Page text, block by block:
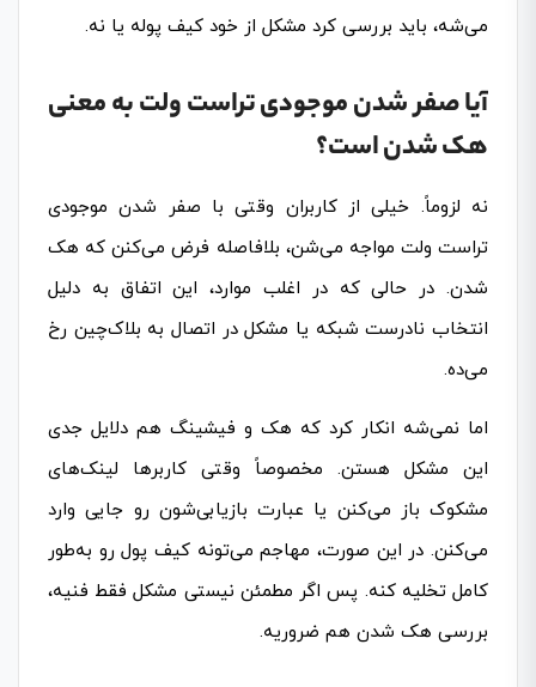
می‌شه، باید بررسی کرد مشکل از خود کیف پوله یا نه.
آیا صفر شدن موجودی تراست ولت به معنی
هک شدن است؟
نه لزوماً. خیلی از کاربران وقتی با صفر شدن موجودی
تراست ولت مواجه می‌شن، بلافاصله فرض می‌کنن که هک
شدن. در حالی که در اغلب موارد، این اتفاق به دلیل
انتخاب نادرست شبکه یا مشکل در اتصال به بلاک‌چین رخ
می‌ده.
اما نمی‌شه انکار کرد که هک و فیشینگ هم دلایل جدی
این مشکل هستن. مخصوصاً وقتی کاربرها لینک‌های
مشکوک باز می‌کنن یا عبارت بازیابی‌شون رو جایی وارد
می‌کنن. در این صورت، مهاجم می‌تونه کیف پول رو به‌طور
کامل تخلیه کنه. پس اگر مطمئن نیستی مشکل فقط فنیه،
بررسی هک شدن هم ضروریه.